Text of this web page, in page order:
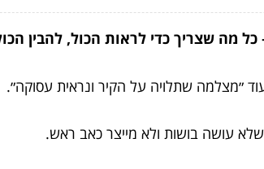
מה שצריך כדי לראות הכול, להבין
״מצלמה שתלויה על הקיר ונראית עסוקה״.
עושה בושות ולא מייצר כאב ראש.